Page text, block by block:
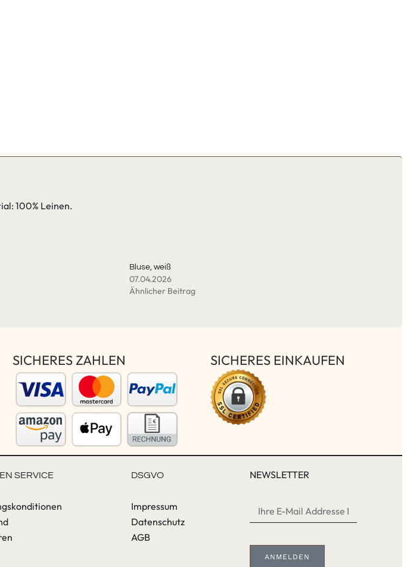
100% Leinen.
Bluse, weiß
07.04.2026
Ähnlicher Beitrag
SICHERES ZAHLEN SICHERES EINKAUFEN
SERVICE DSGVO
Impressum
Datenschutz
AGB
NEWSLETTER
ANMELDEN